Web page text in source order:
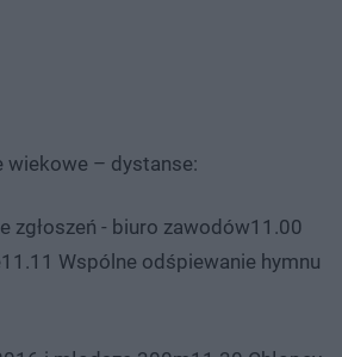
wiekowe – dystanse:
zgłoszeń - biuro zawodów11.00
Wspólne odśpiewanie hymnu